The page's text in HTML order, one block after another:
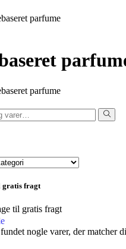
parfume
parfume
gratis fragt
til gratis fragt
nogle varer, der matcher